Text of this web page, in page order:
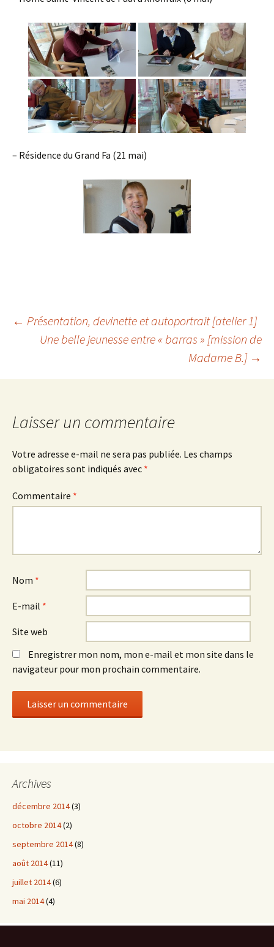
– Résidence du Grand Fa (21 mai)
Navigation
← Présentation, devinette et autoportrait [atelier 1]
Une belle jeunesse entre « barras » [mission de
Madame B.] →
Laisser un commentaire
Votre adresse e-mail ne sera pas publiée. Les champs
obligatoires sont indiqués avec *
Commentaire *
Nom *
E-mail *
Site web
Enregistrer mon nom, mon e-mail et mon site dans le
navigateur pour mon prochain commentaire.
Archives
décembre 2014(3)
octobre 2014(2)
septembre 2014(8)
août 2014(11)
juillet 2014(6)
mai 2014(4)